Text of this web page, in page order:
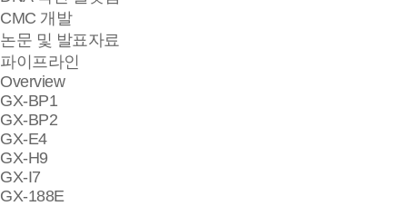
CMC 개발
논문 및 발표자료
파이프라인
Overview
GX-BP1
GX-BP2
GX-E4
GX-H9
GX-I7
GX-188E